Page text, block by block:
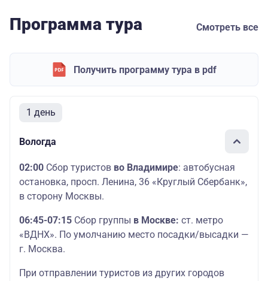
Программа тура Смотреть все
Получить программу тура в pdf
1 день
Вологда
02:00 Сбор туристов во Владимире: автобусная
остановка, просп. Ленина, 36 «Круглый Сбербанк»,
в сторону Москвы.
06:45-07:15 Сбор группы в Москве: ст. метро
«ВДНХ». По умолчанию место посадки/высадки —
г. Москва.
При отправлении туристов из других городов